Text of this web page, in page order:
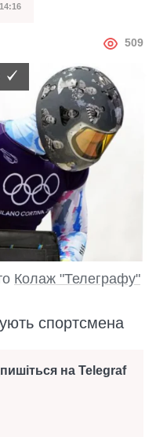
АВТОР
509
Колаж "Телеграфу"
спортсмена
на Telegraf